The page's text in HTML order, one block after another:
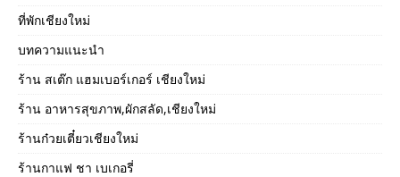
ที่พักเชียงใหม่
บทความแนะนำ
ร้าน สเต๊ก แฮมเบอร์เกอร์ เชียงใหม่
ร้าน อาหารสุขภาพ,ผักสลัด,เชียงใหม่
ร้านก๋วยเตี๋ยวเชียงใหม่
ร้านกาแฟ ชา เบเกอรี่